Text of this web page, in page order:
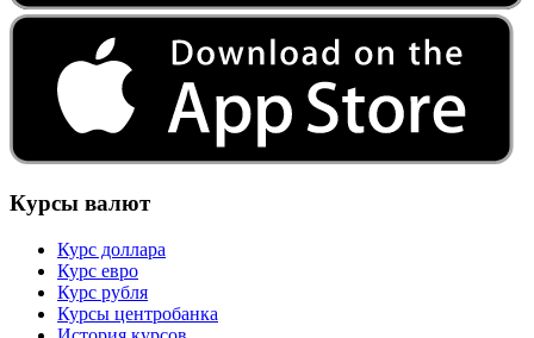
Курсы валют
Курс доллара
Курс евро
Курс рубля
Курсы центробанка